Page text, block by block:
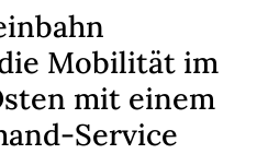
Mobilität im
mit einem
Service